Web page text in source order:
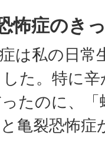
怖症のき
は私の日
た。特に
たのに、
亀裂恐怖